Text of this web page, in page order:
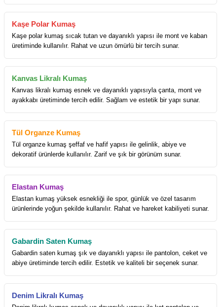
Kaşe Polar Kumaş
Kaşe polar kumaş sıcak tutan ve dayanıklı yapısı ile mont ve kaban
üretiminde kullanılır. Rahat ve uzun ömürlü bir tercih sunar.
Kanvas Likralı Kumaş
Kanvas likralı kumaş esnek ve dayanıklı yapısıyla çanta, mont ve
ayakkabı üretiminde tercih edilir. Sağlam ve estetik bir yapı sunar.
Tül Organze Kumaş
Tül organze kumaş şeffaf ve hafif yapısı ile gelinlik, abiye ve
dekoratif ürünlerde kullanılır. Zarif ve şık bir görünüm sunar.
Elastan Kumaş
Elastan kumaş yüksek esnekliği ile spor, günlük ve özel tasarım
ürünlerinde yoğun şekilde kullanılır. Rahat ve hareket kabiliyeti sunar.
Gabardin Saten Kumaş
Gabardin saten kumaş şık ve dayanıklı yapısı ile pantolon, ceket ve
abiye üretiminde tercih edilir. Estetik ve kaliteli bir seçenek sunar.
Denim Likralı Kumaş